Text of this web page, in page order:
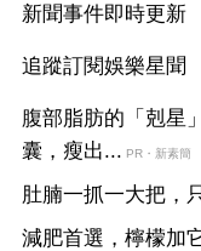
新聞事件即時更新
追蹤訂閱娛樂星聞
腹部脂肪的「剋星
囊，瘦出... PR・新素簡
肚腩一抓一大把，
減肥首選，檸檬加